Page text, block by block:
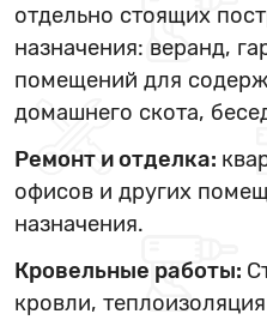
отдельно стоящих
назначения: веранд,
помещений для
домашнего скота,
Ремонт и отделка:
офисов и других
назначения.
Кровельные работы:
кровли,